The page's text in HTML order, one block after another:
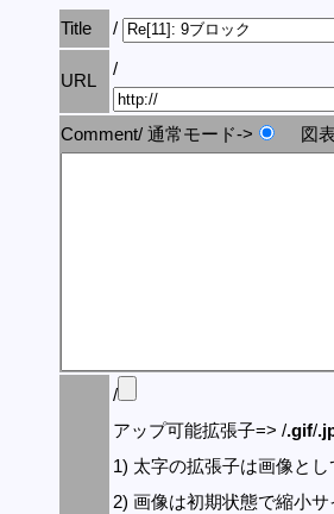
Title
/
URL
/
Comment/ 通常モード-> 図表
/
アップ可能拡張子=> /.gif/
1) 太字の拡張子は画像とし
2) 画像は初期状態で縮小